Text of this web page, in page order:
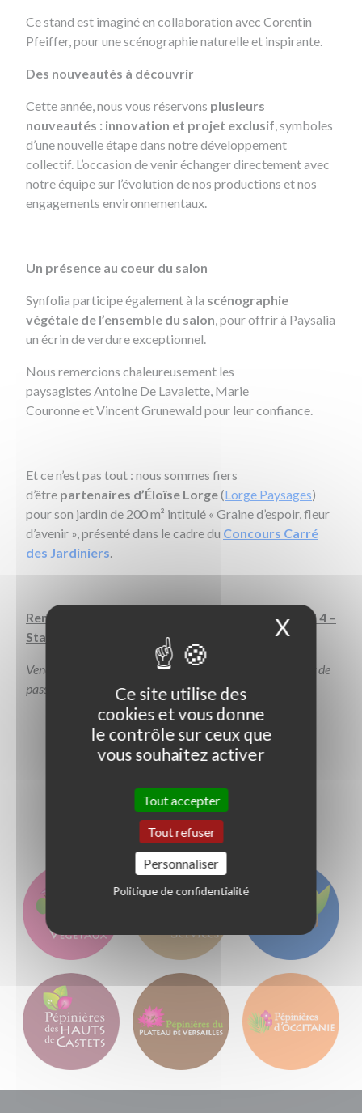
Ce stand est imaginé en collaboration avec Corentin
Pfeiffer, pour une scénographie naturelle et inspirante.
Des nouveautés à découvrir
Cette année, nous vous réservons plusieurs
nouveautés : innovation et projet exclusif, symboles
d’une nouvelle étape dans notre développement
collectif. L’occasion de venir échanger directement avec
notre équipe sur l’évolution de nos productions et nos
engagements environnementaux.
Un présence au coeur du salon
Synfolia participe également à la scénographie
végétale de l’ensemble du salon, pour offrir à Paysalia
un écrin de verdure exceptionnel.
Nous remercions chaleureusement les
paysagistes Antoine De Lavalette, Marie
Couronne et Vincent Grunewald pour leur confiance.
Et ce n’est pas tout : nous sommes fiers
d’être partenaires d’Éloïse Lorge(Lorge Paysages)
pour son jardin de 200 m² intitulé « Graine d’espoir, fleur
d’avenir »,présenté dans le cadre du Concours Carré
des Jardiniers.
Rendez-vous à Paysalia, du 2 au 4 décembre, Hall 4 –
Stand 4K42
Venez partager un moment d’échanges, de découvertes et de
passion autour du végétal.
Jardin Services Végétaux
- Nos dernières actualités -
Ce site utilise des
cookies et vous donne
le contrôle sur ceux que
vous souhaitez activer
Tout accepter
Tout refuser
Personnaliser
Politique de confidentialité
X